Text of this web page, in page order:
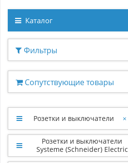
Каталог
Фильтры
Сопутствующие товары
Розетки и выключатели ×
Розетки и выключатели
Systeme (Schneider) Electric